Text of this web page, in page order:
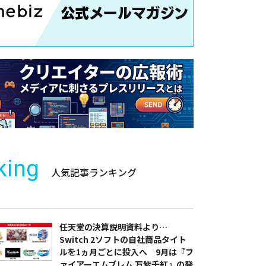
人気記事ランキング
任天堂の決算説明資料より…
Switch 2ソフトの自社商品タイト
ルを1ヵ月ごとに投入へ 9月は『フ